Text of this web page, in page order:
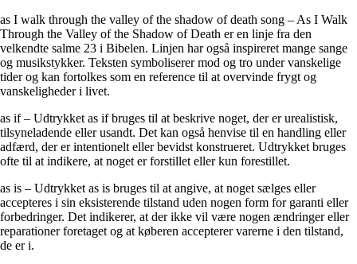
as I walk through the valley of the shadow of death song – As I Walk
Through the Valley of the Shadow of Death er en linje fra den
velkendte salme 23 i Bibelen. Linjen har også inspireret mange sange
og musikstykker. Teksten symboliserer mod og tro under vanskelige
tider og kan fortolkes som en reference til at overvinde frygt og
vanskeligheder i livet.
as if – Udtrykket as if bruges til at beskrive noget, der er urealistisk,
tilsyneladende eller usandt. Det kan også henvise til en handling eller
adfærd, der er intentionelt eller bevidst konstrueret. Udtrykket bruges
ofte til at indikere, at noget er forstillet eller kun forestillet.
as is – Udtrykket as is bruges til at angive, at noget sælges eller
accepteres i sin eksisterende tilstand uden nogen form for garanti eller
forbedringer. Det indikerer, at der ikke vil være nogen ændringer eller
reparationer foretaget og at køberen accepterer varerne i den tilstand,
de er i.